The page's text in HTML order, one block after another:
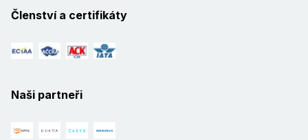
Členství a certifikáty
Naši partneři